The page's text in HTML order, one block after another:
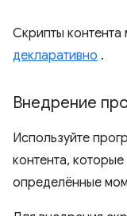
Скрипты контента
декларативно .
Внедрение
Используйте
контента,
определённые